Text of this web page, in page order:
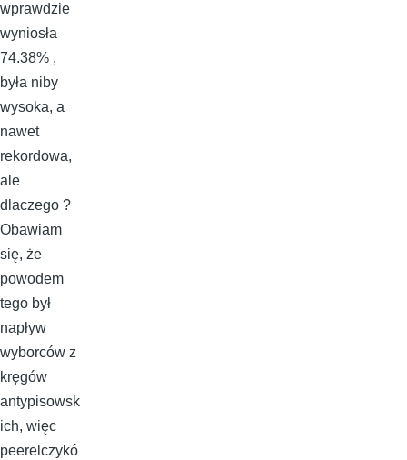
wprawdzie
wyniosła
74.38% ,
była niby
wysoka, a
nawet
rekordowa,
ale
dlaczego ?
Obawiam
się, że
powodem
tego był
napływ
wyborców z
kręgów
antypisowsk
ich, więc
peerelczykó